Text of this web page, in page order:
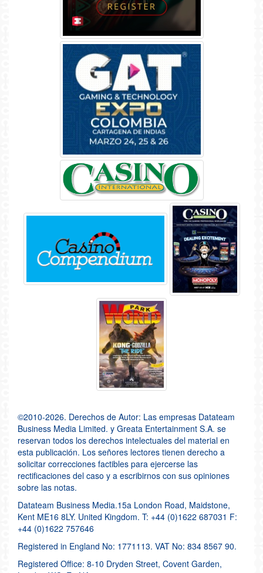
©2010-2026. Derechos de Autor: Las empresas Datateam
Business Media Limited. y Greata Entertainment S.A. se
reservan todos los derechos intelectuales del material en
esta publicación. Los señores lectores tienen derecho a
solicitar correcciones factibles para ejercerse las
rectificaciones del caso y a escribirnos con sus opiniones
sobre las notas.
Datateam Business Media.15a London Road, Maidstone,
Kent ME16 8LY. United Kingdom. T: +44 (0)1622 687031 F:
+44 (0)1622 757646
Registered in England No: 1771113. VAT No: 834 8567 90.
Registered Office: 8-10 Dryden Street, Covent Garden,